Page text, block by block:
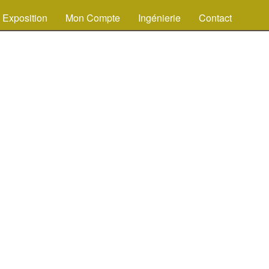
Exposition Mon Compte Ingénierie Contact